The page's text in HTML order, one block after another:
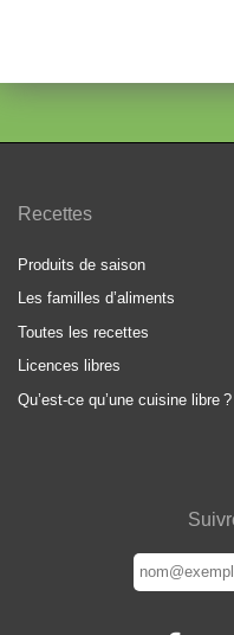
Recettes
Produits de saison
Les familles d’aliments
Toutes les recettes
Licences libres
Qu’est-ce qu’une cuisine libre ?